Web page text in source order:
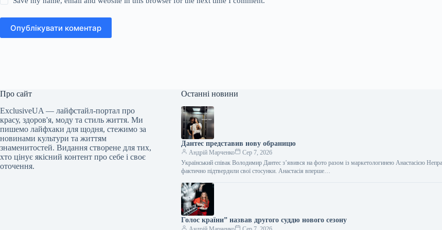
Опублікувати коментар
Про сайт
ExclusiveUA — лайфстайл-портал про
красу, здоров'я, моду та стиль життя. Ми
пишемо лайфхаки для щодня, стежимо за
новинами культури та життям
знаменитостей. Видання створене для тих,
хто цінує якісний контент про себе і своє
оточення.
Останні новини
Дантес представив нову обраницю
Андрій Марченко
Сер 7, 2026
Український співак Володимир Дантес з’явився на фото разом із маркетологинею Анастасією
фактично підтвердили свої стосунки. Анастасія вперше…
Голос країни” назвав другого суддю нового сезону